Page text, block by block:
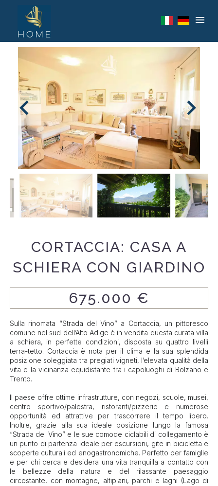
CORTACCIA: CASA A
SCHIERA CON GIARDINO
675.000 €
Sulla rinomata “Strada del Vino” a Cortaccia, un pittoresco
comune nel sud dell’Alto Adige è in vendita questa curata villa
a schiera, in perfette condizioni, disposta su quattro livelli
terra-tetto. Cortaccia è nota per il clima e la sua splendida
posizione soleggiata tra pregiati vigneti, l’elevata qualità della
vita e la vicinanza equidistante tra i capoluoghi di Bolzano e
Trento.
Il paese offre ottime infrastrutture, con negozi, scuole, musei,
centro sportivo/palestra, ristoranti/pizzerie e numerose
opportunità ed attrattive per trascorrere il tempo libero.
Inoltre, grazie alla sua ideale posizione lungo la famosa
“Strada del Vino” e le sue comode ciclabili di collegamento è
un punto di partenza ideale per escursioni, gite in bicicletta e
scoperte culturali ed enogastronomiche. Perfetto per famiglie
e per chi cerca e desidera una vita tranquilla a contatto con
le bellezze della natura e del rilassante paesaggio
circostante, con montagne, altipiani, parchi e laghi (Lago di